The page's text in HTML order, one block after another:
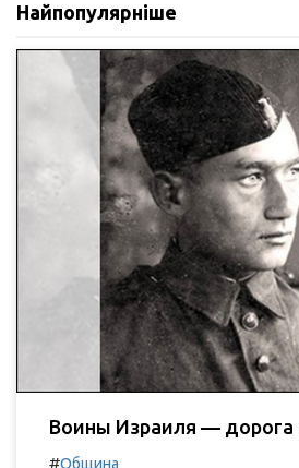
Найпопулярніше
Воины Израиля — дорога
#Община